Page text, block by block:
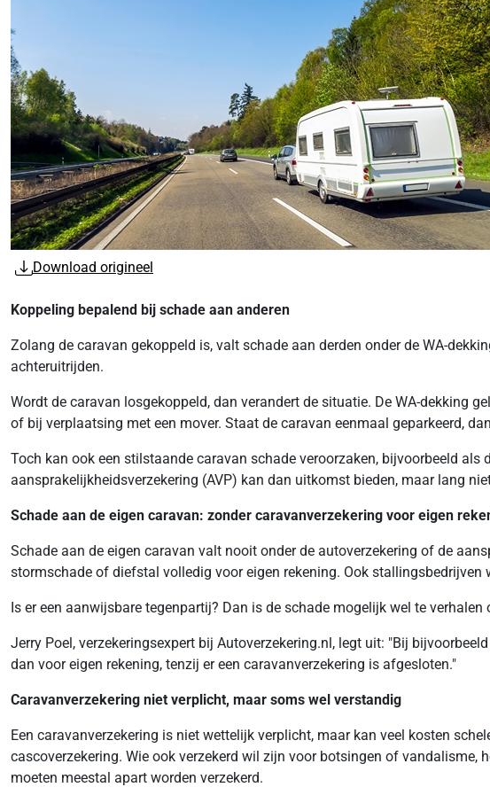
Download origineel
Koppeling bepalend bij schade aan anderen
Zolang de caravan gekoppeld is, valt schade aan derden onder de WA-
achteruitrijden.
Wordt de caravan losgekoppeld, dan verandert de situatie. De WA-dekking
of bij verplaatsing met een mover. Staat de caravan eenmaal geparkeerd,
Toch kan ook een stilstaande caravan schade veroorzaken, bijvoorbeeld
aansprakelijkheidsverzekering (AVP) kan dan uitkomst bieden, maar lang
Schade aan de eigen caravan: zonder caravanverzekering voor eigen
Schade aan de eigen caravan valt nooit onder de autoverzekering of de
stormschade of diefstal volledig voor eigen rekening. Ook
Is er een aanwijsbare tegenpartij? Dan is de schade mogelijk wel te
Jerry Poel, verzekeringsexpert bij Autoverzekering.nl, legt uit: "Bij
dan voor eigen rekening, tenzij er een caravanverzekering is afgesloten."
Caravanverzekering niet verplicht, maar soms wel verstandig
Een caravanverzekering is niet wettelijk verplicht, maar kan veel kosten
cascoverzekering. Wie ook verzekerd wil zijn voor botsingen of
moeten meestal apart worden verzekerd.